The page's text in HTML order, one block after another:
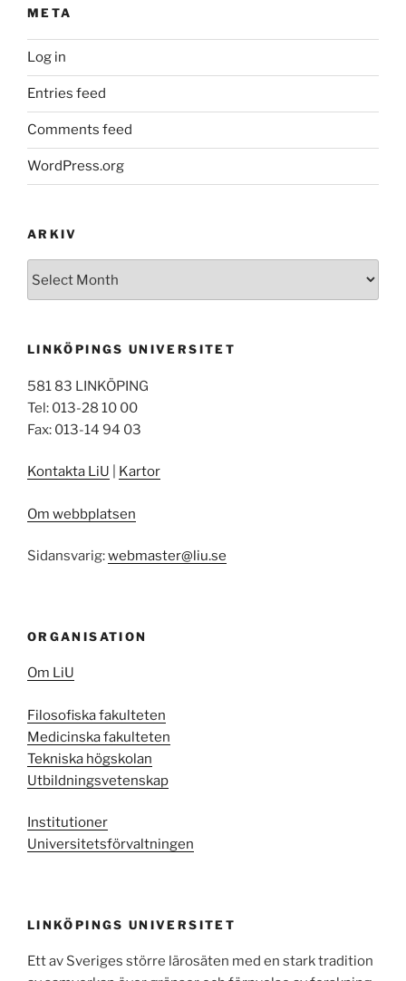
META
Log in
Entries feed
Comments feed
WordPress.org
ARKIV
LINKÖPINGS UNIVERSITET
581 83 LINKÖPING
Tel: 013-28 10 00
Fax: 013-14 94 03
Kontakta LiU Kartor
Om webbplatsen
Sidansvarig:webmaster@liu.se
ORGANISATION
Om LiU
Filosofiska fakulteten
Medicinska fakulteten
Tekniska högskolan
Utbildningsvetenskap
Institutioner
Universitetsförvaltningen
LINKÖPINGS UNIVERSITET
Ett av Sveriges större lärosäten med en stark tradition